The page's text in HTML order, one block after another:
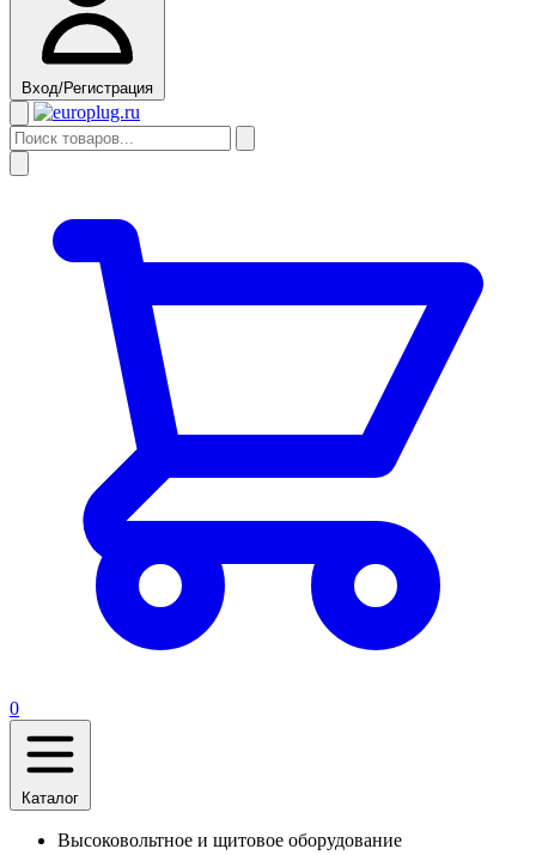
Вход/Регистрация
0
Каталог
Высоковольтное и щитовое оборудование